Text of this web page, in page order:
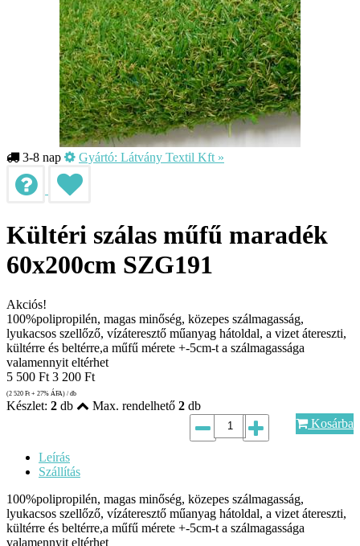
3-8 nap Gyártó: Látvány Textil Kft »
Kültéri szálas műfű maradék
60x200cm SZG191
Akciós!
100%polipropilén, magas minőség, közepes szálmagasság,
lyukacsos szellőző, vízáteresztő műanyag hátoldal, a vizet átereszti,
kültérre és beltérre,a műfű mérete +-5cm-t a szálmagassága
valamennyit eltérhet
5 500 Ft 3 200 Ft
(2 520 Ft + 27% ÁFA) / db
Készlet: 2 db Max. rendelhető 2 db
Kosárba
Leírás
Szállítás
100%polipropilén, magas minőség, közepes szálmagasság,
lyukacsos szellőző, vízáteresztő műanyag hátoldal, a vizet átereszti,
kültérre és beltérre,a műfű mérete +-5cm-t a szálmagassága
valamennyit eltérhet